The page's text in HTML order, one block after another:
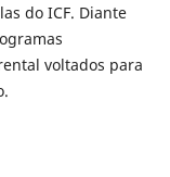
do ICF. Diante
voltados para